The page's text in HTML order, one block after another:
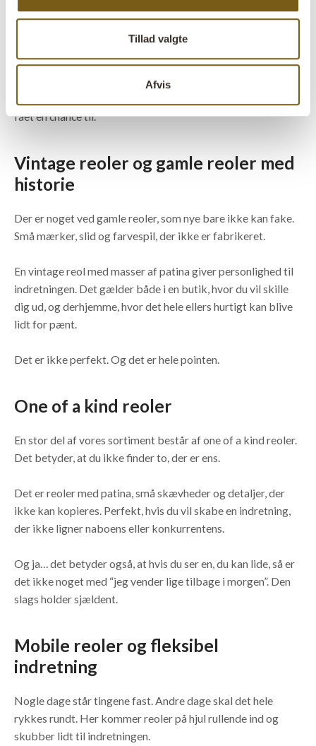
Tillad valgte
Afvis
også møbler med lidt mere tyngde i historien.
Du kan læse mere om tankerne bag vores
og møbler af genbrugsmaterialer her.
fået en chance til.
Vintage reoler og gamle reoler med
historie
Der er noget ved gamle reoler, som nye bare ikke kan fake.
Små mærker, slid og farvespil, der ikke er fabrikeret.
En vintage reol med masser af patina giver personlighed til
indretningen. Det gælder både i en butik, hvor du vil skille
dig ud, og derhjemme, hvor det hele ellers hurtigt kan blive
lidt for pænt.
Det er ikke perfekt. Og det er hele pointen.
One of a kind reoler
En stor del af vores sortiment består af one of a kind reoler.
Det betyder, at du ikke finder to, der er ens.
Det er reoler med patina, små skævheder og detaljer, der
ikke kan kopieres. Perfekt, hvis du vil skabe en indretning,
der ikke ligner naboens eller konkurrentens.
Og ja… det betyder også, at hvis du ser en, du kan lide, så er
det ikke noget med “jeg vender lige tilbage i morgen”. Den
slags holder sjældent.
Mobile reoler og fleksibel
indretning
Nogle dage står tingene fast. Andre dage skal det hele
rykkes rundt. Her kommer reoler på hjul rullende ind og
skubber lidt til indretningen.